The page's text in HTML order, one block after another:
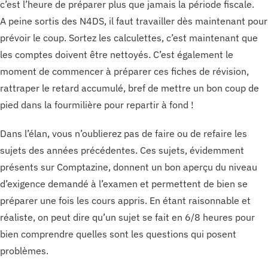
c’est l’heure de préparer plus que jamais la période fiscale.
A peine sortis des N4DS, il faut travailler dès maintenant pour
prévoir le coup. Sortez les calculettes, c’est maintenant que
les comptes doivent être nettoyés. C’est également le
moment de commencer à préparer ces fiches de révision,
rattraper le retard accumulé, bref de mettre un bon coup de
pied dans la fourmilière pour repartir à fond !
Dans l’élan, vous n’oublierez pas de faire ou de refaire les
sujets des années précédentes. Ces sujets, évidemment
présents sur Comptazine, donnent un bon aperçu du niveau
d’exigence demandé à l’examen et permettent de bien se
préparer une fois les cours appris. En étant raisonnable et
réaliste, on peut dire qu’un sujet se fait en 6/8 heures pour
bien comprendre quelles sont les questions qui posent
problèmes.